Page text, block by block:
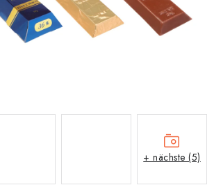
+ nächste (5)